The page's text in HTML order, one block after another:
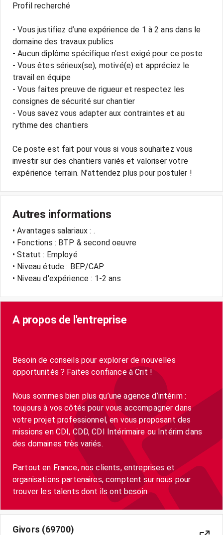
Profil recherché
- Vous justifiez d’une expérience de 1 à 2 ans dans le
domaine des travaux publics
- Aucun diplôme spécifique n’est exigé pour ce poste
- Vous êtes sérieux(se), motivé(e) et appréciez le
travail en équipe
- Vous faites preuve de rigueur et respectez les
consignes de sécurité sur chantier
- Vous savez vous adapter aux contraintes et au
rythme des chantiers
Ce poste est fait pour vous si vous souhaitez vous
investir sur des chantiers variés et valoriser votre
expérience terrain. N’attendez plus pour postuler !
Autres informations
• Avantages salariaux : .
• Fonctions : BTP & second oeuvre
• Statut : Employé
• Niveau étude : BEP/CAP
• Niveau d'expérience : 1-2 ans
A propos de l'entreprise
Besoin de conseils pour explorer de nouvelles
opportunités ? Faites confiance à Crit !
Nous sommes bien plus qu’une agence d’intérim :
toujours à vos côtés pour vous accompagner dans
votre projet professionnel, en vous proposant des
missions en CDI, CDD, CDI Intérimaire ou Intérim dans
des domaines très variés.
Partout en France, nos clients, entreprises et
organisations partenaires, comptent sur nous pour
trouver les talents dont ils ont besoin.
Givors (69700)